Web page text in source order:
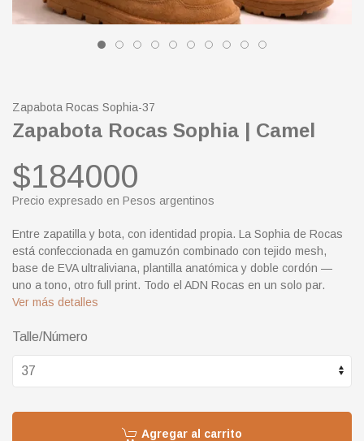
Zapabota Rocas Sophia-37
Zapabota Rocas Sophia | Camel
$184000
Precio expresado en Pesos argentinos
Entre zapatilla y bota, con identidad propia. La Sophia de Rocas
está confeccionada en gamuzón combinado con tejido mesh,
base de EVA ultraliviana, plantilla anatómica y doble cordón —
uno a tono, otro full print. Todo el ADN Rocas en un solo par.
Ver más detalles
Talle/Número
Agregar al carrito